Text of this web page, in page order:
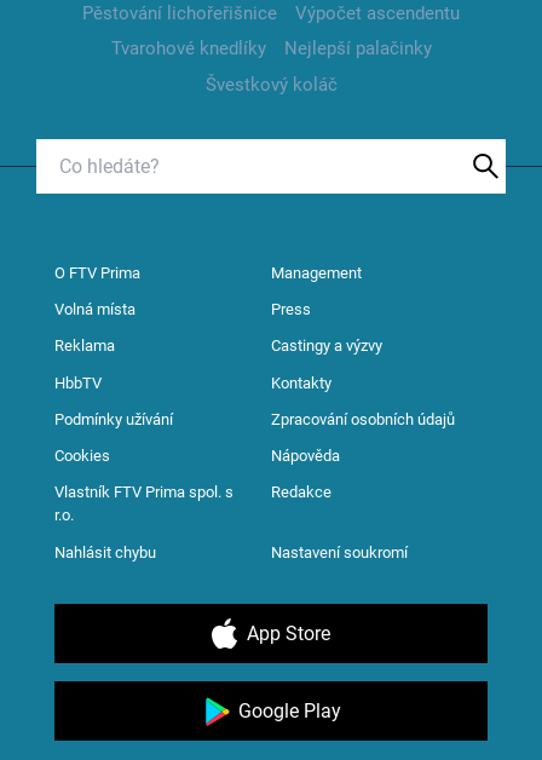
Pěstování lichořeřišnice
Výpočet ascendentu
Tvarohové knedlíky
Nejlepší palačinky
Švestkový koláč
O FTV Prima Management
Volná místa Press
Reklama Castingy a výzvy
HbbTV Kontakty
Podmínky užívání Zpracování osobních údajů
Cookies Nápověda
Vlastník FTV Prima spol. s
r.o.
Redakce
Nahlásit chybu Nastavení soukromí
App Store
Google Play